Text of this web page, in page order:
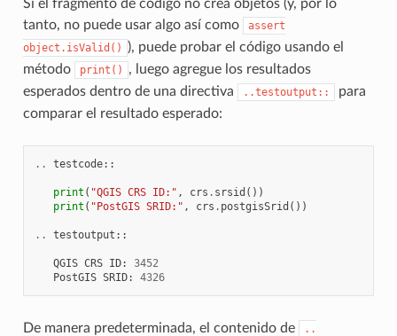
Si el fragmento de código no crea objetos (y, por lo
tanto, no puede usar algo así como
assert
object.isValid()
), puede probar el código usando el
método
print()
, luego agregue los resultados
esperados dentro de una directiva
..testoutput::
para
comparar el resultado esperado:
.. testcode::
print ( "QGIS CRS ID:" , crs . srsid ())
print ( "PostGIS SRID:" , crs . postgisSrid ())
.. testoutput ::
QGIS CRS ID:
3452
PostGIS SRID: 4326
De manera predeterminada, el contenido de
..